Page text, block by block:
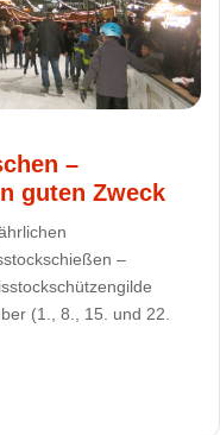
–
guten Zweck
–
(1., 8., 15. und 22.